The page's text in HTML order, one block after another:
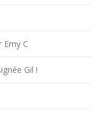
Emy C
Gil !